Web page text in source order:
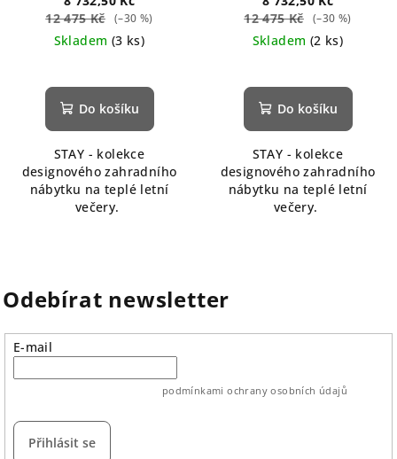
12 475 Kč (–30 %)
Skladem (3 ks)
hodnocení
produktu
z
5
hvězdiček.
Do košíku
STAY - kolekce
designového zahradního
nábytku na teplé letní
večery.
12 475 Kč (–30 %)
Skladem (2 ks)
Do košíku
STAY - kolekce
designového zahradního
nábytku na teplé letní
večery.
Odebírat newsletter
E-mail
podmínkami ochrany osobních údajů
Přihlásit se